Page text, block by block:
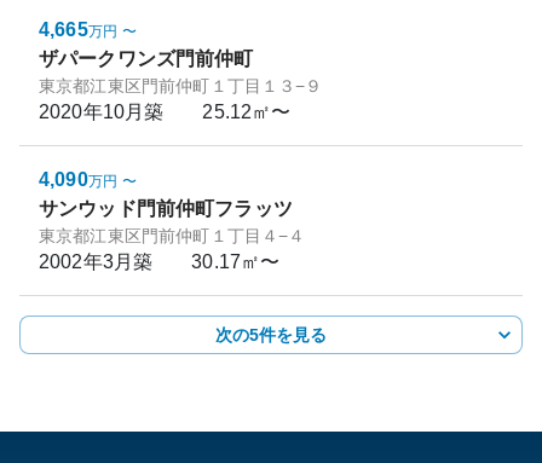
4,665万円 〜
ザパークワンズ門前仲町
東京都江東区門前仲町１丁目１３−９
2020年10月築 25.12㎡〜
4,090万円 〜
サンウッド門前仲町フラッツ
東京都江東区門前仲町１丁目４−４
2002年3月築 30.17㎡〜
次の5件を見る